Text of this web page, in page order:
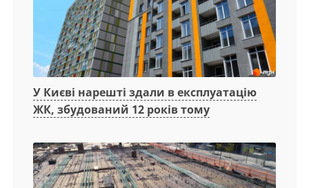
У Києві нарешті здали в експлуатацію
ЖК, збудований 12 років тому